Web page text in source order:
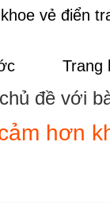
vẻ điển
Trang
đề với
hơn